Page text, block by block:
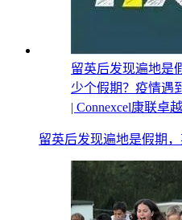
留英后发现遍地是
少个假期？疫情遇
| Connexcel康联卓
留英后发现遍地是假期